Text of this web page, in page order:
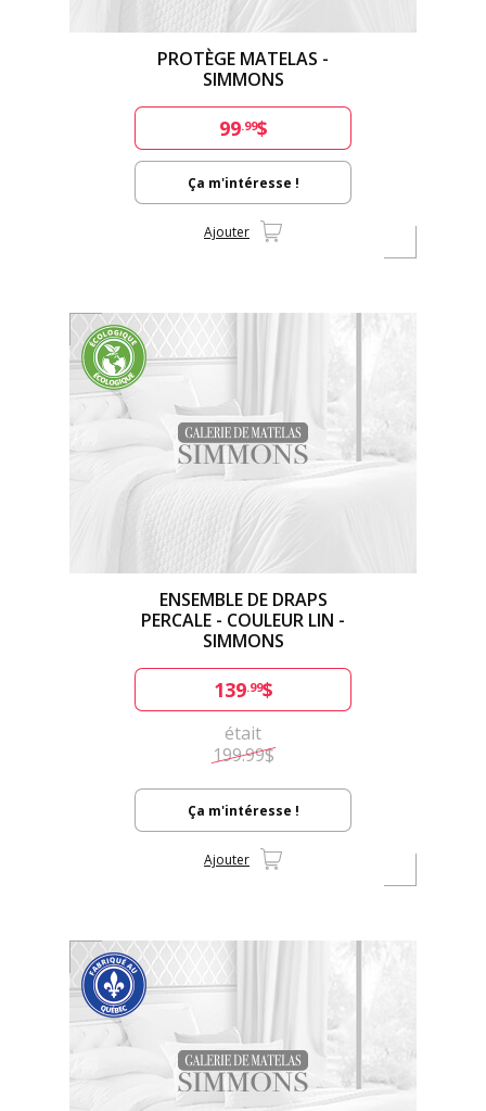
PROTÈGE MATELAS -
SIMMONS
99.99$
Ça m'intéresse !
Ajouter
ENSEMBLE DE DRAPS
PERCALE - COULEUR LIN -
SIMMONS
139.99$
était
199.99$
Ça m'intéresse !
Ajouter